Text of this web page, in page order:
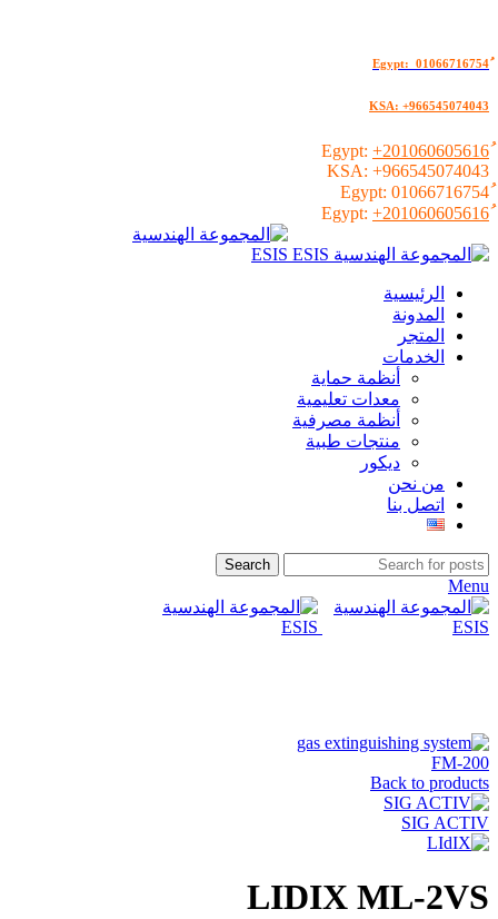
KSA: +966545074043
+201060605616
KSA: +966545074043
01066716754
+201060605616
الرئيسية
المدونة
المتجر
الخدمات
أنظمة حماية
معدات تعليمية
أنظمة مصرفية
منتجات طبية
ديكور
من نحن
اتصل بنا
Search
Menu
FM-200
Back to products
SIG ACTIV
LIDIX ML-2VS